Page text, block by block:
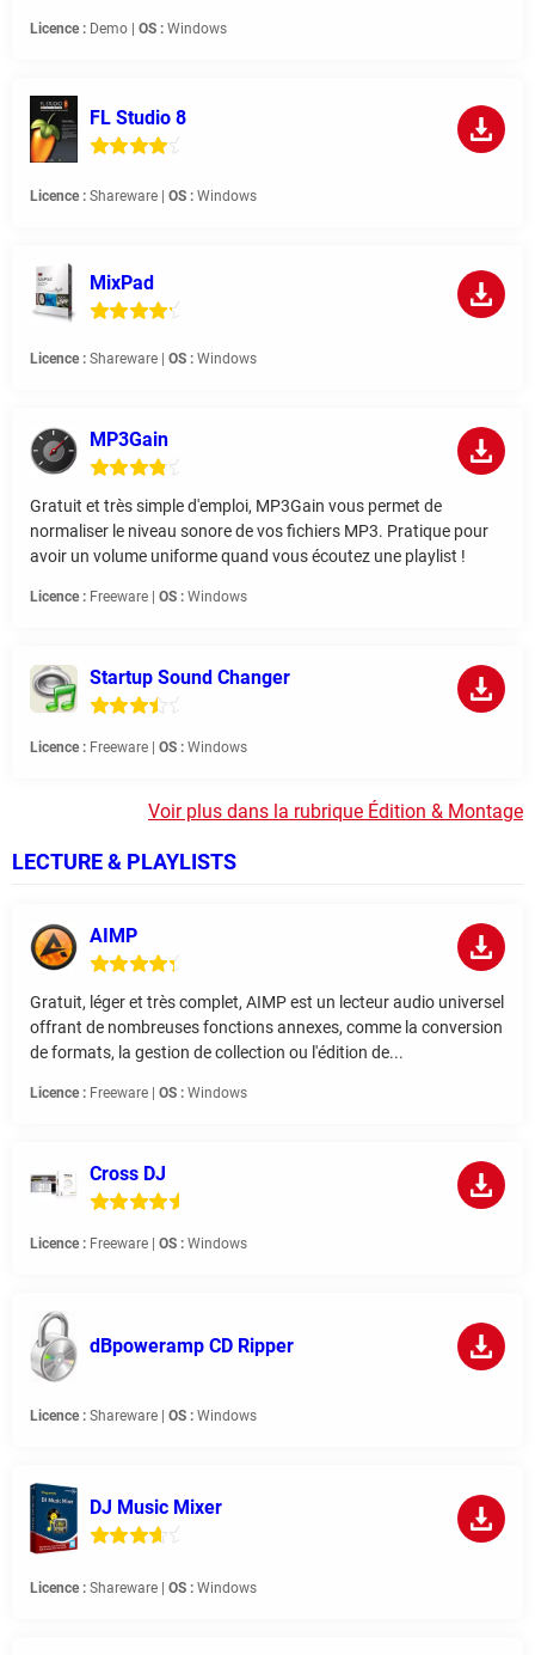
Licence : Demo | OS : Windows
FL Studio 8
Licence : Shareware | OS : Windows
MixPad
Licence : Shareware | OS : Windows
MP3Gain
Gratuit et très simple d'emploi, MP3Gain vous permet de
normaliser le niveau sonore de vos fichiers MP3. Pratique pour
avoir un volume uniforme quand vous écoutez une playlist !
Licence : Freeware | OS : Windows
Startup Sound Changer
Licence : Freeware | OS : Windows
Voir plus dans la rubrique Édition & Montage
LECTURE & PLAYLISTS
AIMP
Gratuit, léger et très complet, AIMP est un lecteur audio universel
offrant de nombreuses fonctions annexes, comme la conversion
de formats, la gestion de collection ou l'édition de...
Licence : Freeware | OS : Windows
Cross DJ
Licence : Freeware | OS : Windows
dBpoweramp CD Ripper
Licence : Shareware | OS : Windows
DJ Music Mixer
Licence : Shareware | OS : Windows